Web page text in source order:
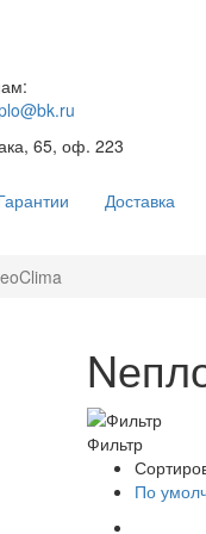
65, оф. 223
Доставка
Фильтр
По